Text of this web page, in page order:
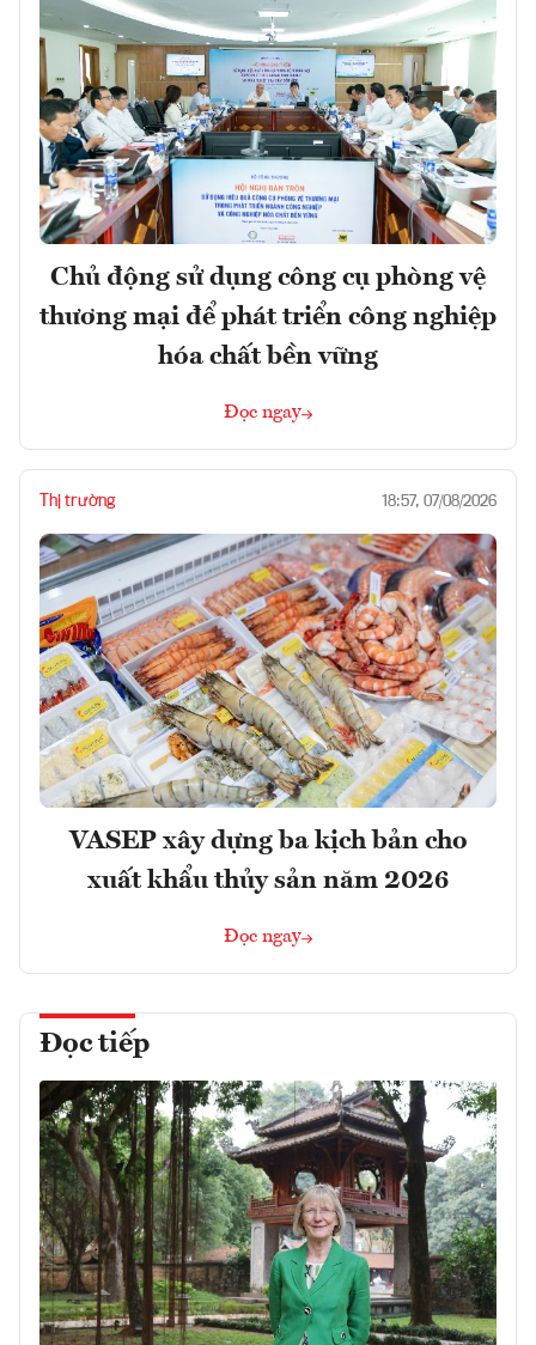
Chủ động sử dụng công cụ phòng vệ
thương mại để phát triển công nghiệp
hóa chất bền vững
Đọc ngay
Thị trường 18:57, 07/08/2026
VASEP xây dựng ba kịch bản cho
xuất khẩu thủy sản năm 2026
Đọc ngay
Đọc tiếp